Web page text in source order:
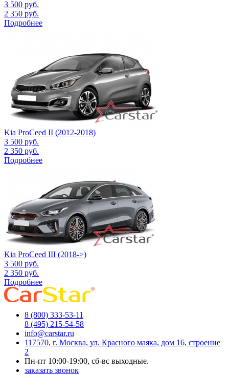
3 500 руб.
2 350 руб.
Подробнее
Kia ProCeed II (2012-2018)
3 500 руб.
2 350 руб.
Подробнее
Kia ProCeed III (2018->)
3 500 руб.
2 350 руб.
Подробнее
8 (800) 333-53-11
8 (495) 215-54-58
info@carstar.ru
117570, г. Москва, ул. Красного маяка, дом 16, строение
2
Пн-пт 10:00-19:00, сб-вс выходные.
заказать звонок